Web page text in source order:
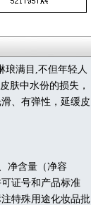
琅满目,不但年轻人
肤中水份的损失，
、有弹性，延缓皮
净含量（净容
证号和产品标准
特殊用途化妆品批